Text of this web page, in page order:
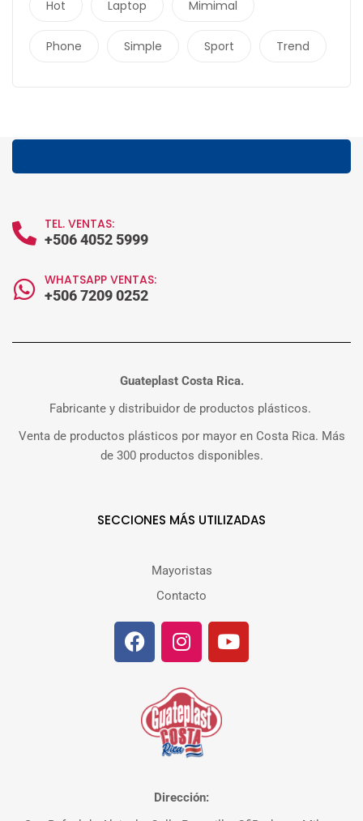
Hot Laptop Mimimal
Phone Simple Sport Trend
TEL. VENTAS:
+506 4052 5999
WHATSAPP VENTAS:
+506 7209 0252
Guateplast Costa Rica.
Fabricante y distribuidor de productos plásticos.
Venta de productos plásticos por mayor en Costa Rica. Más
de 300 productos disponibles.
SECCIONES MÁS UTILIZADAS
Mayoristas
Contacto
Dirección: